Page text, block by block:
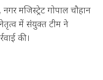
मजिस्ट्रेट गोपाल चौहान
में संयुक्त टीम ने
की।